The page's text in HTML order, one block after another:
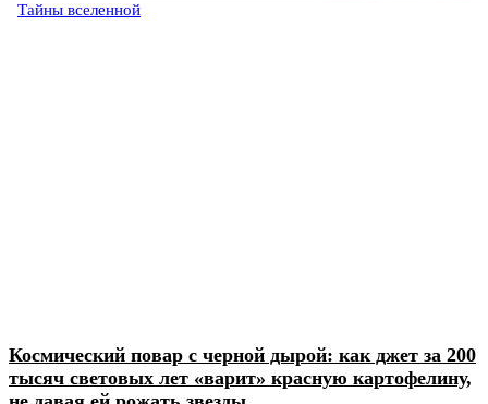
Тайны вселенной
Космический повар с черной дырой: как джет за 200
тысяч световых лет «варит» красную картофелину,